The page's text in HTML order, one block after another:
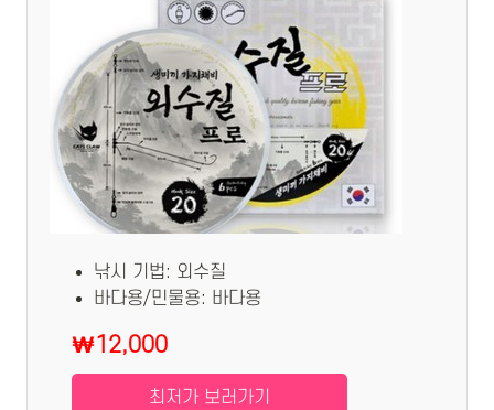
낚시 기법: 외수질
바다용/민물용: 바다용
₩12,000
최저가 보러가기